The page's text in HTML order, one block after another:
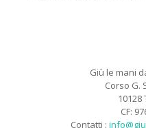
Giù le mani
Corso G.
10128
CF:
Contatti :